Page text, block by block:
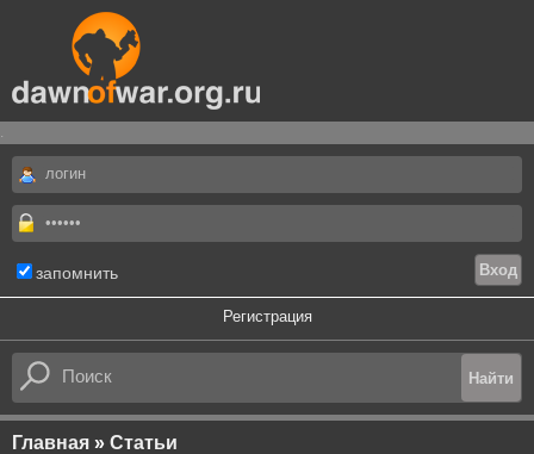
.
запомнить
Регистрация
Главная » Статьи